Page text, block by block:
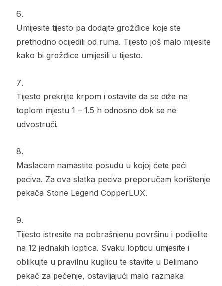
Umijesite tijesto pa dodajte grožđice koje ste
prethodno ocijedili od ruma. Tijesto još malo mijesite
kako bi grožđice umijesili u tijesto.
Tijesto prekrijte krpom i ostavite da se diže na
toplom mjestu 1 – 1.5 h odnosno dok se ne
udvostruči.
Maslacem namastite posudu u kojoj ćete peći
peciva. Za ova slatka peciva preporučam korištenje
pekača Stone Legend CopperLUX.
Tijesto istresite na pobrašnjenu površinu i podijelite
na 12 jednakih loptica. Svaku lopticu umjesite i
oblikujte u pravilnu kuglicu te stavite u Delimano
pekač za pečenje, ostavljajući malo razmaka